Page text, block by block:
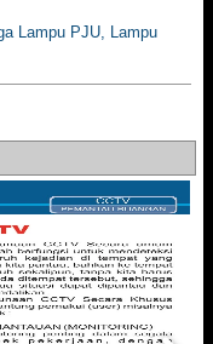
Lampu PJU, Lampu